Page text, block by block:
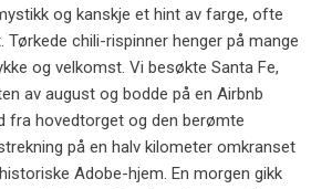
og kanskje et hint av farge, ofte
Tørkede chili-rispinner henger på mange
og velkomst. Vi besøkte Santa Fe,
av august og bodde på en Airbnb
fra hovedtorget og den berømte
på en halv kilometer omkranset
Adobe-hjem. En morgen gikk